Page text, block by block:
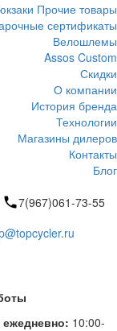
Прочие товары
сертификаты
Велошлемы
Assos Custom
Скидки
О компании
История бренда
Технологии
Магазины дилеров
Контакты
Блог
7(967)061-73-55
10:00-